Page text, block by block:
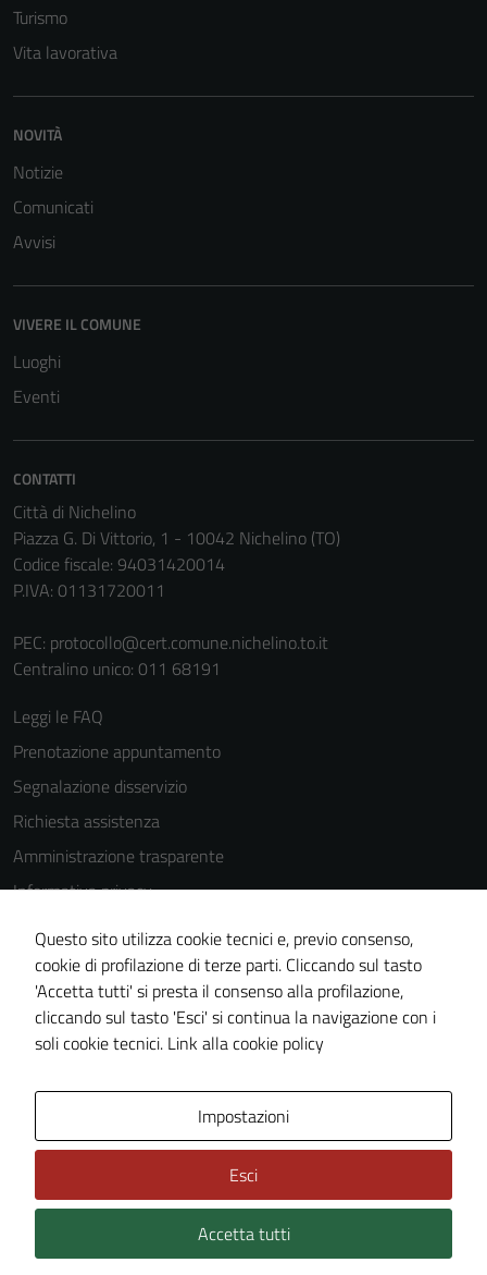
Turismo
Vita lavorativa
NOVITÀ
Notizie
Comunicati
Avvisi
VIVERE IL COMUNE
Luoghi
Eventi
CONTATTI
Città di Nichelino
Piazza G. Di Vittorio, 1 - 10042 Nichelino (TO)
Codice fiscale: 94031420014
P.IVA: 01131720011
PEC: protocollo@cert.comune.nichelino.to.it
Centralino unico: 011 68191
Leggi le FAQ
Prenotazione appuntamento
Segnalazione disservizio
Richiesta assistenza
Amministrazione trasparente
Informativa privacy
Cookie Policy
Note legali
Dichiarazione di accessibilità
Piano di miglioramento del sito
Technical Design s.r.l.
Questo sito utilizza cookie tecnici e, previo consenso,
cookie di profilazione di terze parti. Cliccando sul tasto
'Accetta tutti' si presta il consenso alla profilazione,
cliccando sul tasto 'Esci' si continua la navigazione con i
soli cookie tecnici. Link alla cookie policy
Impostazioni
Esci
Accetta tutti
per il
personali.